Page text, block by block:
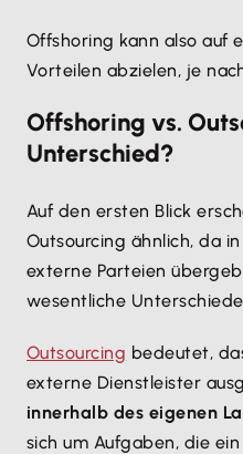
Offshoring kann also auf
Vorteilen abzielen, je
Offshoring vs.
Unterschied?
Auf den ersten Blick
Outsourcing ähnlich, da
externe Parteien
wesentliche
Outsourcing bedeutet,
externe Dienstleister
innerhalb des eigenen
sich um Aufgaben, die